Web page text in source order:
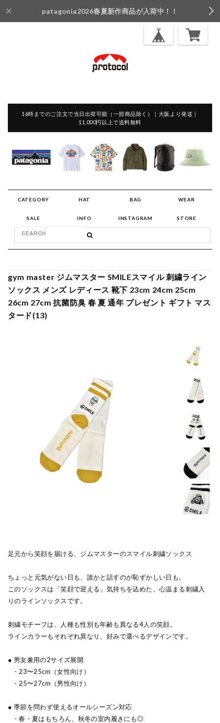
patagonia2026春夏新作商品が入荷中！！
16時までのご注文で当日出荷可能（一部商品除く）｜大阪より発送｜
11,000円以上で送料無料
CATEGORY HAT BAG WEAR
SALE INFO INSTAGRAM STORE
gym master ジムマスター SMILEスマイル 刺繍ライン
ソックス メンズ レディース 靴下 23cm 24cm 25cm
26cm 27cm 抗菌防臭 春 夏 通年 プレゼント ギフト マス
タード(13)
足元から笑顔を届ける、ジムマスターのスマイル刺繍ソックス
ちょっと元気がない日も、誰かと話すのが恥ずかしい日も。
このソックスは「笑顔で迎える」気持ちを込めた、心温まる刺繍入
りのラインソックスです。
刺繍モチーフは、人種も性別も年齢も異なる4人の笑顔。
ラインカラーもそれぞれ異なり、好みで選べるデザインです。
● 男女兼用の2サイズ展開
- 23〜25cm（女性向け）
- 25〜27cm（男性向け）
● 季節を問わず使えるオールシーズン対応
- 春・夏はもちろん、秋冬の室内履きにも◎